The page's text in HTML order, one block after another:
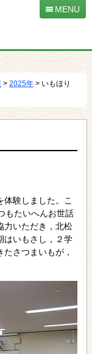
MENU
> 2025年 > いもほり
体験しました。こ
もたいへんお世話
力いただき，北松
はいもさし，２学
さつまいもが，